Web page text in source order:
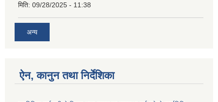
मिति: 09/28/2025 - 11:38
अन्य
ऐन, कानुन तथा निर्देशिका